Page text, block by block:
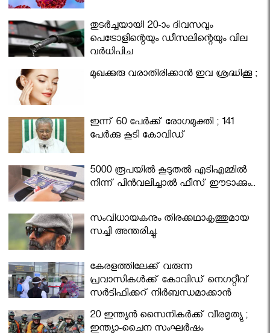
തുടർച്ചയായി 20-ാം ദിവസവും
പെട്രോളിന്റെയും ഡീസലിന്റെയും വില
വര്‍ധിപ്പിച്ചു
മുഖക്കുരു വരാതിരിക്കാന്‍ ഇവ ശ്രദ്ധിക്കൂ ;
ഇന്ന് 60 പേർക്ക് രോഗമുക്തി ; 141
പേര്‍ക്കു കൂടി കോവിഡ്
5000 രൂപയിൽ കൂടുതൽ എടിഎമ്മിൽ
നിന്ന് പിൻവലിച്ചാൽ ഫീസ് ഈടാക്കും..
സംവിധായകനും തിരക്കഥാകൃത്തുമായ
സച്ചി അന്തരിച്ചു.
കേരളത്തിലേക്ക് വരുന്ന
പ്രവാസികള്‍ക്ക് കോവിഡ് നെഗറ്റീവ്
സര്‍ട്ടിഫിക്കറ്റ് നിർബന്ധമാക്കാൻ
മന്ത്രിസഭ
20 ഇന്ത്യൻ സൈനികർക്ക് വീരമൃത്യു ;
ഇന്ത്യാ-ചൈന സംഘർഷം